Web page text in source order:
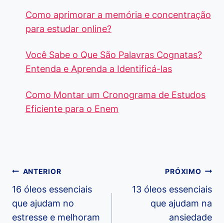
Como aprimorar a memória e concentração
para estudar online?
Você Sabe o Que São Palavras Cognatas?
Entenda e Aprenda a Identificá-las
Como Montar um Cronograma de Estudos
Eficiente para o Enem
Navegação
de
Post
ANTERIOR
16 óleos essenciais
que ajudam no
estresse e melhoram
PRÓXIMO
13 óleos essenciais
que ajudam na
ansiedade